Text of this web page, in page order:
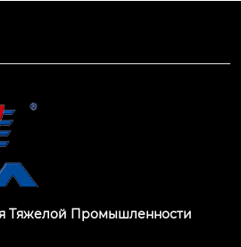
Тяжелой Промышленности